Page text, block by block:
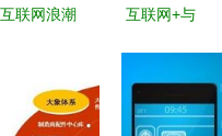
互联网浪潮
场景、社交
互联网+与
Fi 打造智慧
连接的新入